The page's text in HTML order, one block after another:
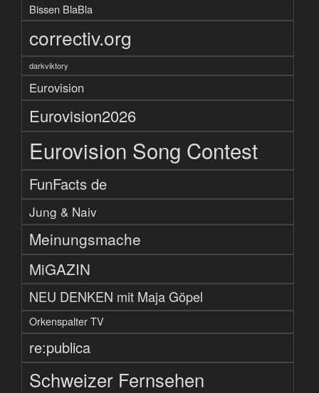
Bissen BlaBla
correctiv.org
darkviktory
Eurovision
Eurovision2026
Eurovision Song Contest
FunFacts de
Jung & Naiv
Meinungsmache
MiGAZIN
NEU DENKEN mit Maja Göpel
Orkenspalter TV
re:publica
Schweizer Fernsehen